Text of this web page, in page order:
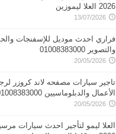
2026 العلا ليموزين
13/07/2026
فراري احدث موديل للإسفنجات
والتصوير 01008383000
20/05/2026
تاجير سيارات مصفحه لاند كروزر
الأعمال والدبلوماسيين 01008383000
20/05/2026
العلا ليمو لتأجير احدث سيارات